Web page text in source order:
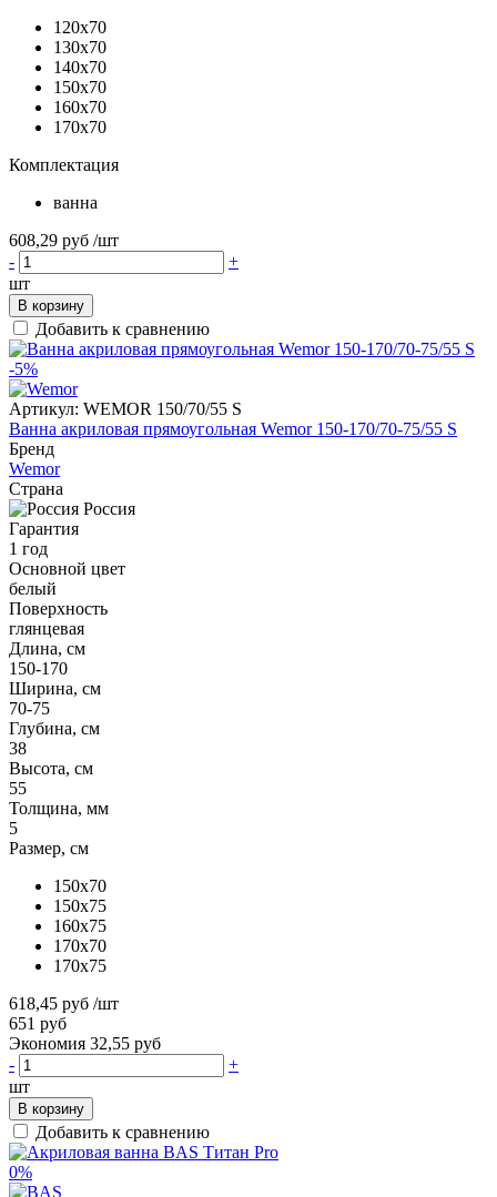
120x70
130x70
140x70
150x70
160x70
170x70
Комплектация
ванна
608,29 руб /шт
-
+
шт
В корзину
Добавить к сравнению
-5%
Артикул: WEMOR 150/70/55 S
Ванна акриловая прямоугольная Wemor 150-170/70-75/55 S
Бренд
Wemor
Страна
Россия
Гарантия
1 год
Основной цвет
белый
Поверхность
глянцевая
Длина, см
150-170
Ширина, см
70-75
Глубина, см
38
Высота, см
55
Толщина, мм
5
Размер, см
150x70
150x75
160x75
170x70
170x75
618,45 руб /шт
651 руб
Экономия 32,55 руб
-
+
шт
В корзину
Добавить к сравнению
0%